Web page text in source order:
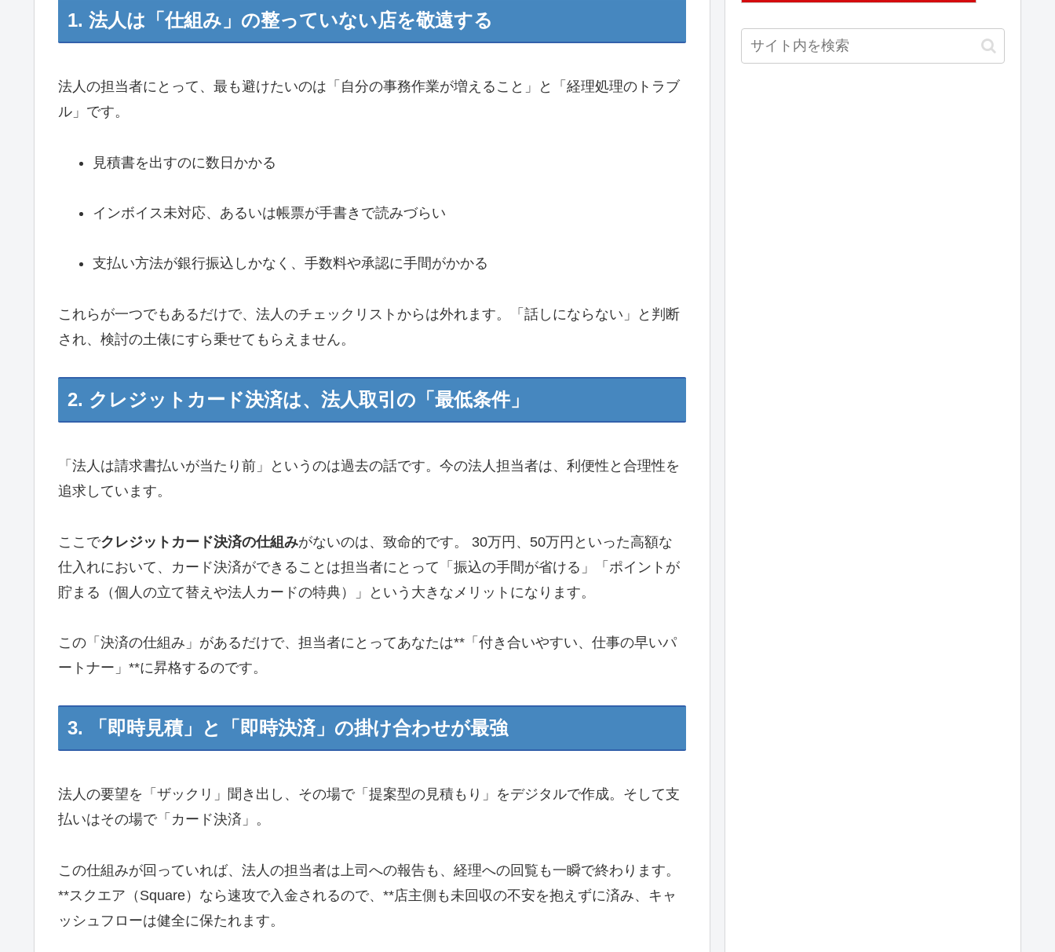
1. 法人は「仕組み」の整っていない店を敬遠する
法人の担当者にとって、最も避けたいのは「自分の事務作業が増えること」と「経理処理のトラブ
ル」です。
見積書を出すのに数日かかる
インボイス未対応、あるいは帳票が手書きで読みづらい
支払い方法が銀行振込しかなく、手数料や承認に手間がかかる
これらが一つでもあるだけで、法人のチェックリストからは外れます。「話しにならない」と判断
され、検討の土俵にすら乗せてもらえません。
2. クレジットカード決済は、法人取引の「最低条件」
「法人は請求書払いが当たり前」というのは過去の話です。今の法人担当者は、利便性と合理性を
追求しています。
ここでクレジットカード決済の仕組みがないのは、致命的です。 30万円、50万円といった高額な
仕入れにおいて、カード決済ができることは担当者にとって「振込の手間が省ける」「ポイントが
貯まる（個人の立て替えや法人カードの特典）」という大きなメリットになります。
この「決済の仕組み」があるだけで、担当者にとってあなたは**「付き合いやすい、仕事の早いパ
ートナー」**に昇格するのです。
3. 「即時見積」と「即時決済」の掛け合わせが最強
法人の要望を「ザックリ」聞き出し、その場で「提案型の見積もり」をデジタルで作成。そして支
払いはその場で「カード決済」。
この仕組みが回っていれば、法人の担当者は上司への報告も、経理への回覧も一瞬で終わります。
**スクエア（Square）なら速攻で入金されるので、**店主側も未回収の不安を抱えずに済み、キャ
ッシュフローは健全に保たれます。